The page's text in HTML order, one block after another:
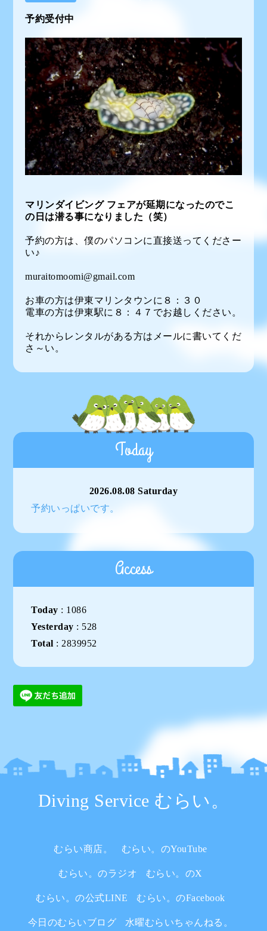
予約受付中
マリンダイビング フェアが延期になったのでこ
の日は潜る事になりました（笑）
予約の方は、僕のパソコンに直接送ってくださー
い♪
muraitomoomi@gmail.com
お車の方は伊東マリンタウンに８：３０
電車の方は伊東駅に８：４７でお越しください。
それからレンタルがある方はメールに書いてくだ
さ～い。
Today
2026.08.08 Saturday
予約いっぱいです。
Access
Today : 1086
Yesterday : 528
Total : 2839952
Diving Service むらい。
むらい商店。 むらい。のYouTube
むらい。のラジオ むらい。のX
むらい。の公式LINE むらい。のFacebook
今日のむらいブログ 水曜むらいちゃんねる。